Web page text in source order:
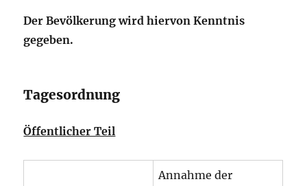
Der Bevölkerung wird hiervon Kenntnis
gegeben.
Tagesordnung
Öffentlicher Teil
Annahme der